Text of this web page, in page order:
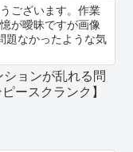
ございます。作業
が曖昧ですが画像
題なかったような気
ョンが乱れる問
ースクランク】